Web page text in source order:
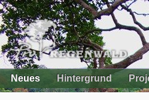
Neues Hintergrund